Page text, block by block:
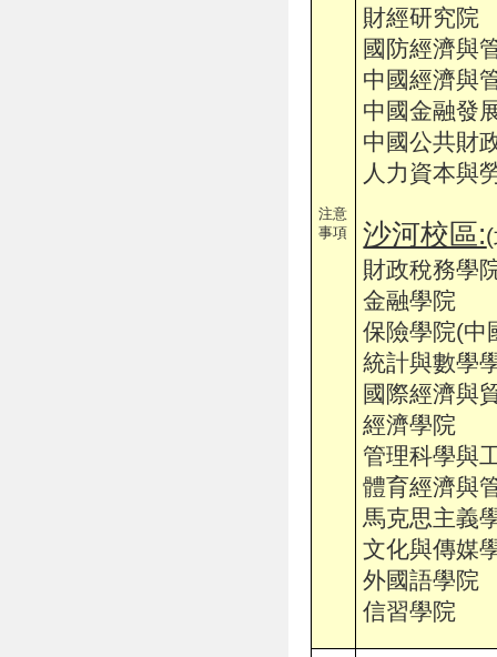
注意
事項
財經研究院
國防經濟與
中國經濟與
中國金融發
中國公共財
人力資本與
沙河校區:(
財政稅務學
金融學院
保險學院(中
統計與數學
國際經濟與
經濟學院
管理科學與
體育經濟與
馬克思主義
文化與傳媒
外國語學院
信習學院